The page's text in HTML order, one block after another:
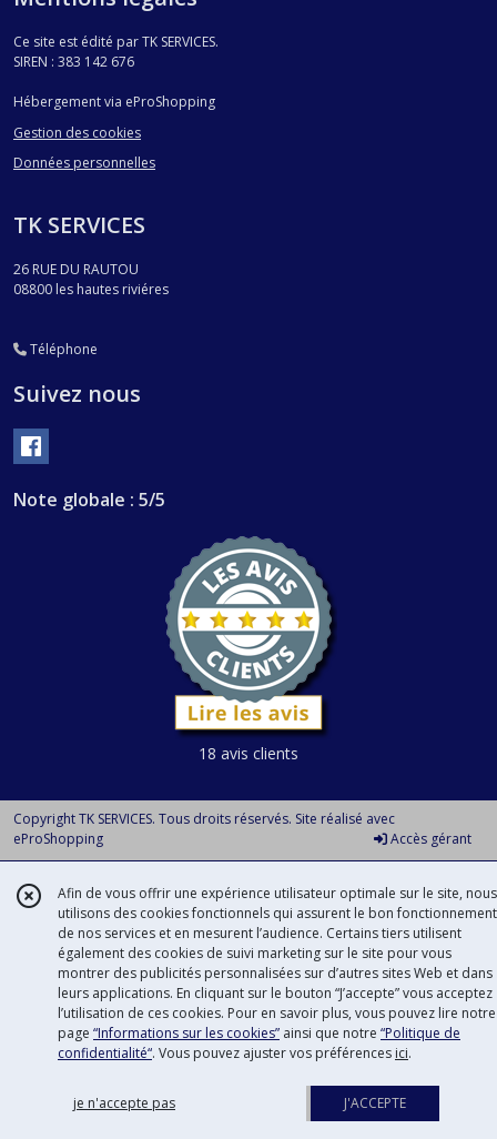
Ce site est édité par TK SERVICES.
SIREN : 383 142 676
Hébergement via eProShopping
Gestion des cookies
Données personnelles
TK SERVICES
26 RUE DU RAUTOU
08800 les hautes riviéres
Téléphone
Suivez nous
Note globale : 5/5
18 avis clients
Copyright TK SERVICES. Tous droits réservés. Site réalisé avec
eProShopping
Accès gérant
Afin de vous offrir une expérience utilisateur optimale sur le site, nous
utilisons des cookies fonctionnels qui assurent le bon fonctionnement
de nos services et en mesurent l’audience. Certains tiers utilisent
également des cookies de suivi marketing sur le site pour vous
montrer des publicités personnalisées sur d’autres sites Web et dans
leurs applications. En cliquant sur le bouton “J’accepte” vous acceptez
l’utilisation de ces cookies. Pour en savoir plus, vous pouvez lire notre
page “Informations sur les cookies” ainsi que notre “Politique de
confidentialité“. Vous pouvez ajuster vos préférences ici.
je n'accepte pas J'ACCEPTE